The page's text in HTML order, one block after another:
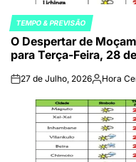
POSTED
IN
TEMPO & PREVISÃO
O Despertar de
para Terça-Feira, 28
on27 de Julho, 2026Publicado
Hora